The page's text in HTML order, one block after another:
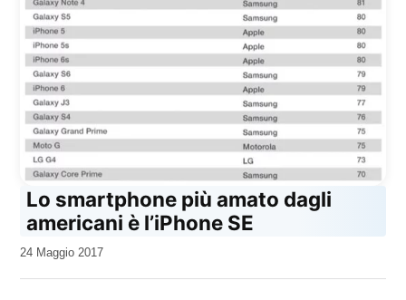
Lo smartphone più amato dagli
americani è l’iPhone SE
da
24 Maggio 2017